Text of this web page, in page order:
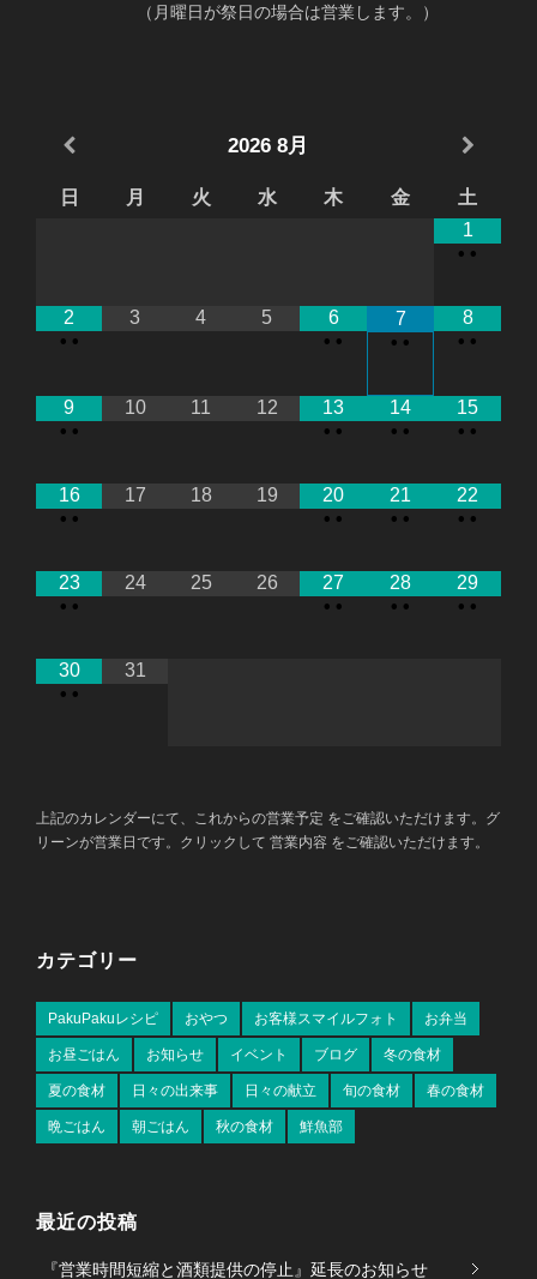
（月曜日が祭日の場合は営業します。）
2026 8月
日 月 火 水 木 金
土
1
• •
2
• •
3 4 5
6
• •
7
• •
8
• •
9
• •
10 11 12
13
• •
14
• •
15
• •
16
• •
17 18 19
20
• •
21
• •
22
• •
23
• •
24 25 26
27
• •
28
• •
29
• •
30
• •
31
上記のカレンダーにて、これからの営業予定 をご確認いただけます。グ
リーンが営業日です。クリックして 営業内容 をご確認いただけます。
カテゴリー
PakuPakuレシピ おやつ お客様スマイルフォト お弁当
お昼ごはん お知らせ イベント ブログ 冬の食材
夏の食材 日々の出来事 日々の献立 旬の食材 春の食材
晩ごはん 朝ごはん 秋の食材 鮮魚部
最近の投稿
『営業時間短縮と酒類提供の停止』延長のお知らせ